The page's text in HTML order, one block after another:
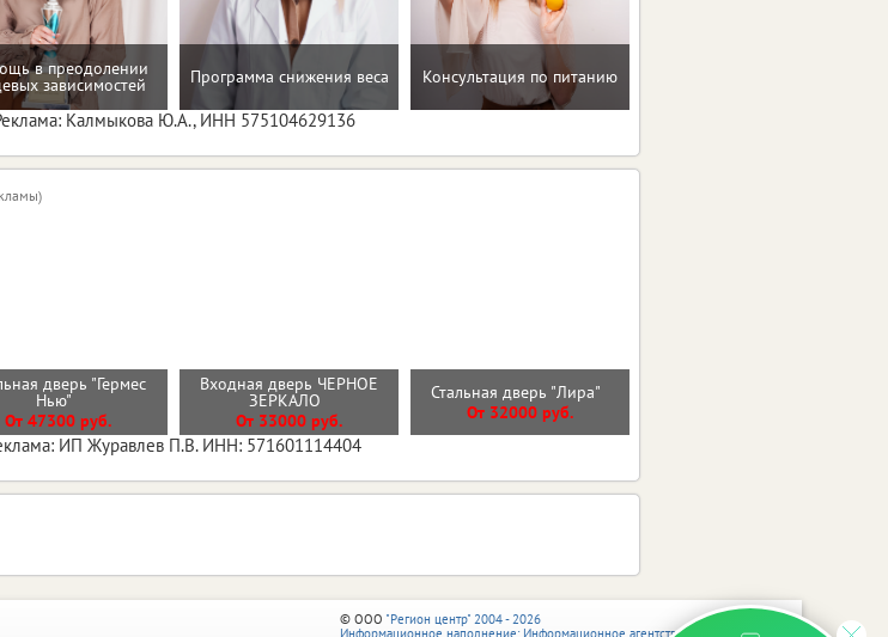
в преодолении
зависимостей Программа снижения веса Консультация по питанию
Калмыкова Ю.А., ИНН 575104629136
дверь "Гермес
Нью"
От 47300 руб.
Входная дверь ЧЕРНОЕ
ЗЕРКАЛО
От 33000 руб.
Стальная дверь "Лира"
От 32000 руб.
ИП Журавлев П.В. ИНН: 571601114404
© ООО "Регион центр" 2004 - 2026
Информационное наполнение: Информационное агентство vRossii.ru